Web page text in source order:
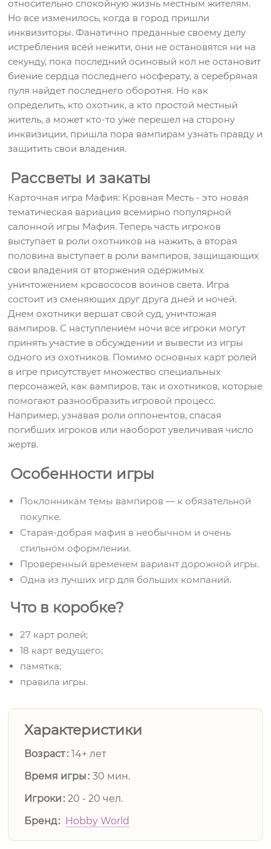
относительно спокойную жизнь местным жителям.
Но все изменилось, когда в город пришли
инквизиторы. Фанатично преданные своему делу
истребления всей нежити, они не остановятся ни на
секунду, пока последний осиновый кол не остановит
биение сердца последнего носферату, а серебряная
пуля найдет последнего оборотня. Но как
определить, кто охотник, а кто простой местный
житель, а может кто-то уже перешел на сторону
инквизиции, пришла пора вампирам узнать правду и
защитить свои владения.
Рассветы и закаты
Карточная игра Мафия: Кровная Месть - это новая
тематическая вариация всемирно популярной
салонной игры Мафия. Теперь часть игроков
выступает в роли охотников на нажить, а вторая
половина выступает в роли вампиров, защищающих
свои владения от вторжения одержимых
уничтожением кровососов воинов света. Игра
состоит из сменяющих друг друга дней и ночей.
Днем охотники вершат свой суд, уничтожая
вампиров. С наступлением ночи все игроки могут
принять участие в обсуждении и вывести из игры
одного из охотников. Помимо основных карт ролей
в игре присутствует множество специальных
персонажей, как вампиров, так и охотников, которые
помогают разнообразить игровой процесс.
Например, узнавая роли оппонентов, спасая
погибших игроков или наоборот увеличивая число
жертв.
Особенности игры
Поклонникам темы вампиров — к обязательной
покупке.
Старая-добрая мафия в необычном и очень
стильном оформлении.
Проверенный временем вариант дорожной игры.
Одна из лучших игр для больших компаний.
Что в коробке?
27 карт ролей;
18 карт ведущего;
памятка;
правила игры.
Характеристики
Возраст 14+ лет
Время игры 30 мин.
Игроки 20 - 20 чел.
Бренд
Hobby World